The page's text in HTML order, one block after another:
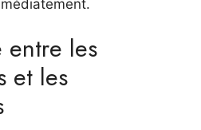
entre les
et les